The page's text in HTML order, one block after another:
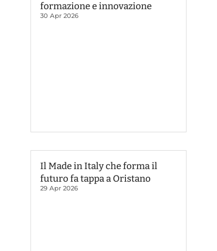
formazione e innovazione
30 Apr 2026
Il Made in Italy che forma il
futuro fa tappa a Oristano
29 Apr 2026